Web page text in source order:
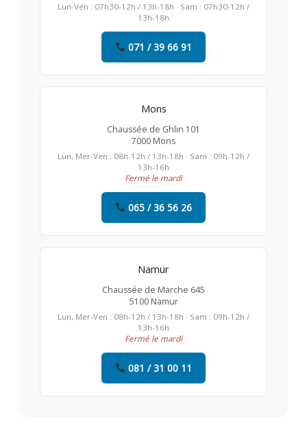
Lun-Ven : 07h30-12h / 13h-18h · Sam : 07h30-12h /
13h-18h
071 / 39 66 91
Mons
Chaussée de Ghlin 101
7000 Mons
Lun, Mer-Ven : 08h-12h / 13h-18h · Sam : 09h-12h /
13h-16h
Fermé le mardi
065 / 36 56 26
Namur
Chaussée de Marche 645
5100 Namur
Lun, Mer-Ven : 08h-12h / 13h-18h · Sam : 09h-12h /
13h-16h
Fermé le mardi
081 / 31 00 11